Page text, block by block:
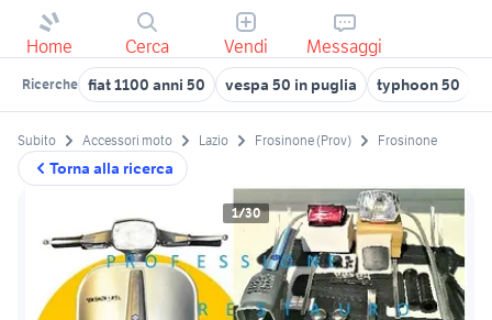
Home Cerca Vendi Messaggi
Ricerche fiat 1100 anni 50 vespa 50 in puglia typhoon 50
Torna alla ricerca
Subito Accessori moto Lazio Frosinone (Prov) Frosinone
1/30